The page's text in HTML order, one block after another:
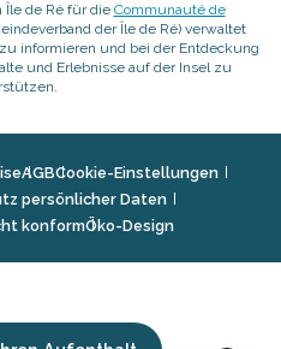
Île de Ré für die Communauté de
der Île de Ré) verwaltet
informieren und bei der Entdeckung
und Erlebnisse auf der Insel zu
AGBCookie-Einstellungen
persönlicher Daten
konformÖko-Design